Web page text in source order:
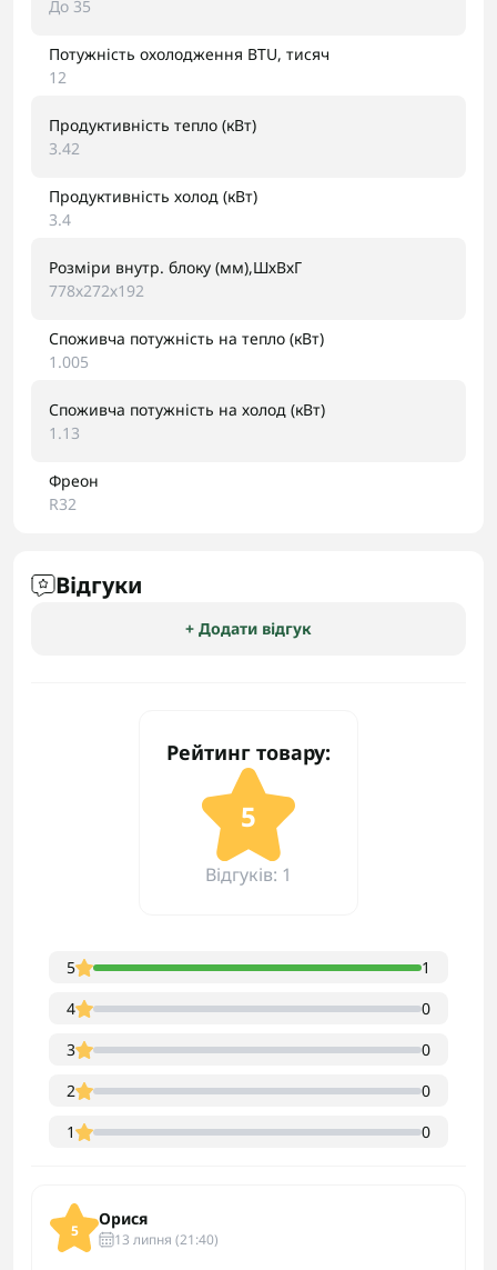
До 35
Потужність охолодження BTU, тисяч
12
Продуктивність тепло (кВт)
3.42
Продуктивність холод (кВт)
3.4
Розміри внутр. блоку (мм),ШхВхГ
778х272х192
Споживча потужність на тепло (кВт)
1.005
Споживча потужність на холод (кВт)
1.13
Фреон
R32
Відгуки
+ Додати відгук
Рейтинг товару:
5
Відгуків: 1
5
1
4
0
3
0
2
0
1
0
5
Орися
13 липня (21:40)